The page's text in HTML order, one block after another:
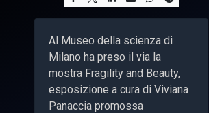
Al Museo della scienza di
Milano ha preso il via la
mostra Fragility and Beauty,
esposizione a cura di Viviana
Panaccia promossa